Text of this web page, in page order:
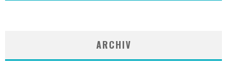
ARCHIV